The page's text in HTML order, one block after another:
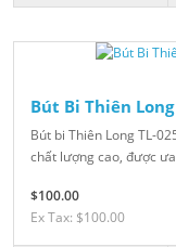
Bút Bi Thiên
Bút bi Thiên Long TL-
chất lượng cao, được
$100.00
Ex Tax: $100.00